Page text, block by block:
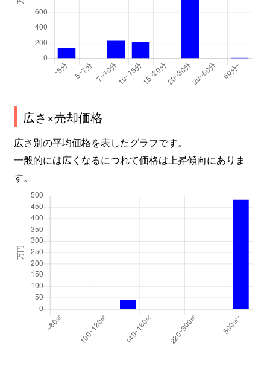
広さ×売却価格
広さ別の平均価格を表したグラフです。
一般的には広くなるにつれて価格は上昇傾向にありま
す。